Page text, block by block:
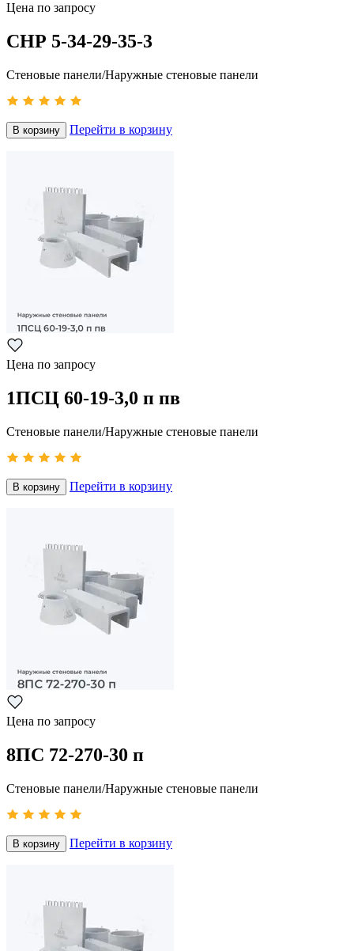
Цена по запросу
СНР 5-34-29-35-3
Стеновые панели/Наружные стеновые панели
В корзину Перейти в корзину
Цена по запросу
1ПСЦ 60-19-3,0 п пв
Стеновые панели/Наружные стеновые панели
В корзину Перейти в корзину
Цена по запросу
8ПС 72-270-30 п
Стеновые панели/Наружные стеновые панели
В корзину Перейти в корзину